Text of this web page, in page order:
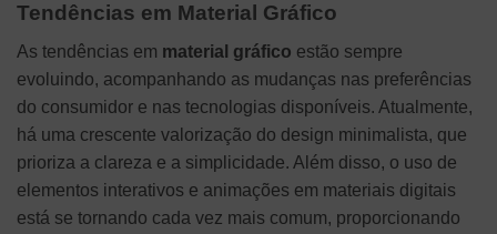
Tendências em Material Gráfico
As tendências em material gráfico estão sempre
evoluindo, acompanhando as mudanças nas preferências
do consumidor e nas tecnologias disponíveis. Atualmente,
há uma crescente valorização do design minimalista, que
prioriza a clareza e a simplicidade. Além disso, o uso de
elementos interativos e animações em materiais digitais
está se tornando cada vez mais comum, proporcionando